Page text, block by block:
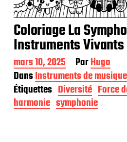
Coloriage La
Instruments Vivants
D
a
t
e
d
e
mars 10, 2025 ParHugo
DansInstruments de musique
Étiquettes Diversité Force
harmonie symphonie